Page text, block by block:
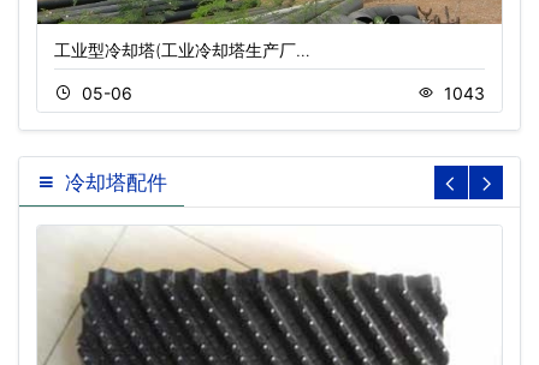
工业型冷却塔(工业冷却塔生产厂…
05-06 1043
冷却塔配件